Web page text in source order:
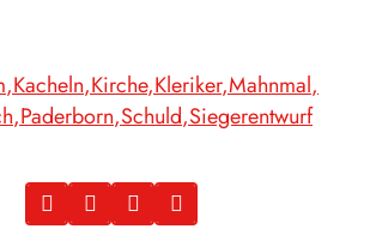
Kacheln Kirche Kleriker Mahnmal
Paderborn Schuld Siegerentwurf